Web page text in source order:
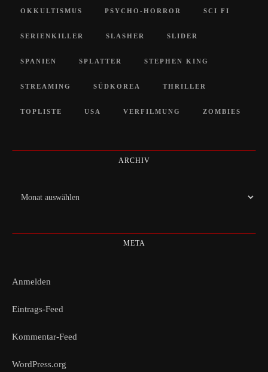
OKKULTISMUS PSYCHO-HORROR SCI FI
SERIENKILLER SLASHER SLIDER
SPANIEN SPLATTER STEPHEN KING
STREAMING SÜDKOREA THRILLER
TOPLISTE USA VERFILMUNG ZOMBIES
ARCHIV
Archiv
META
Anmelden
Eintrags-Feed
Kommentar-Feed
WordPress.org